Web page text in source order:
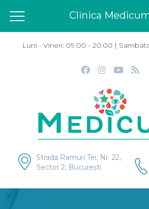
Luni - Vineri: 09.00 - 20.00 |
Strada Ramuri Tei, Nr. 22,
Sector 2, București
Clinica